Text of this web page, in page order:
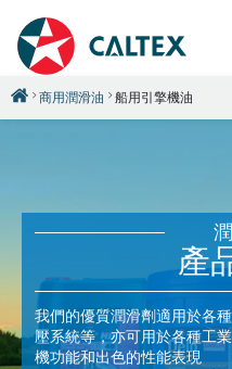
商用潤滑油 船用引擎機油
產
我們的優質潤滑劑適用於各
壓系統等，亦可用於各種工
機功能和出色的性能表現